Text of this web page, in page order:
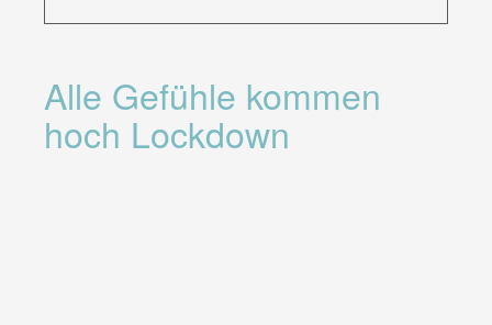
Alle Gefühle kommen
hoch Lockdown